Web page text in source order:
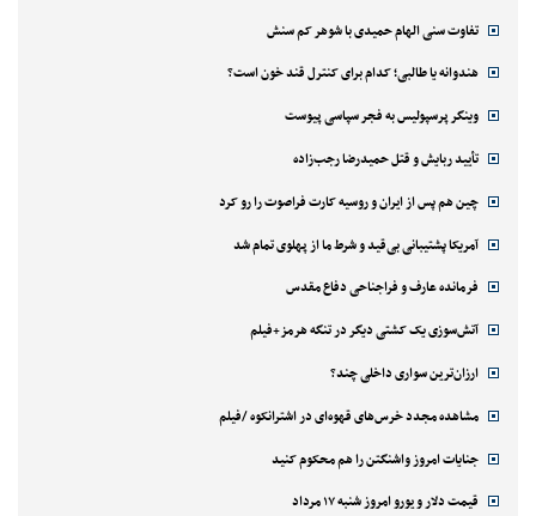
تفاوت سنی الهام حمیدی با شوهر کم سنش
هندوانه یا طالبی؛ کدام‌ برای کنترل قند خون است؟
وینگر پرسپولیس به فجر سپاسی پیوست
تأیید ربایش و قتل حمیدرضا رجب‌زاده
چین هم پس از ایران و روسیه کارت فراصوت را رو کرد
آمریکا پشتیبانی بی‌قید و شرط ما از پهلوی تمام شد
فرمانده عارف و فراجناحی دفاع مقدس
آتش‌سوزی یک کشتی دیگر در تنگه هرمز+فیلم
ارزان‌ترین سواری داخلی چند؟
مشاهده مجدد خرس‌های قهوه‌ای در اشترانکوه /فیلم
جنایات امروز واشنگتن را هم محکوم کنید
قیمت دلار و یورو امروز شنبه ۱۷ مرداد